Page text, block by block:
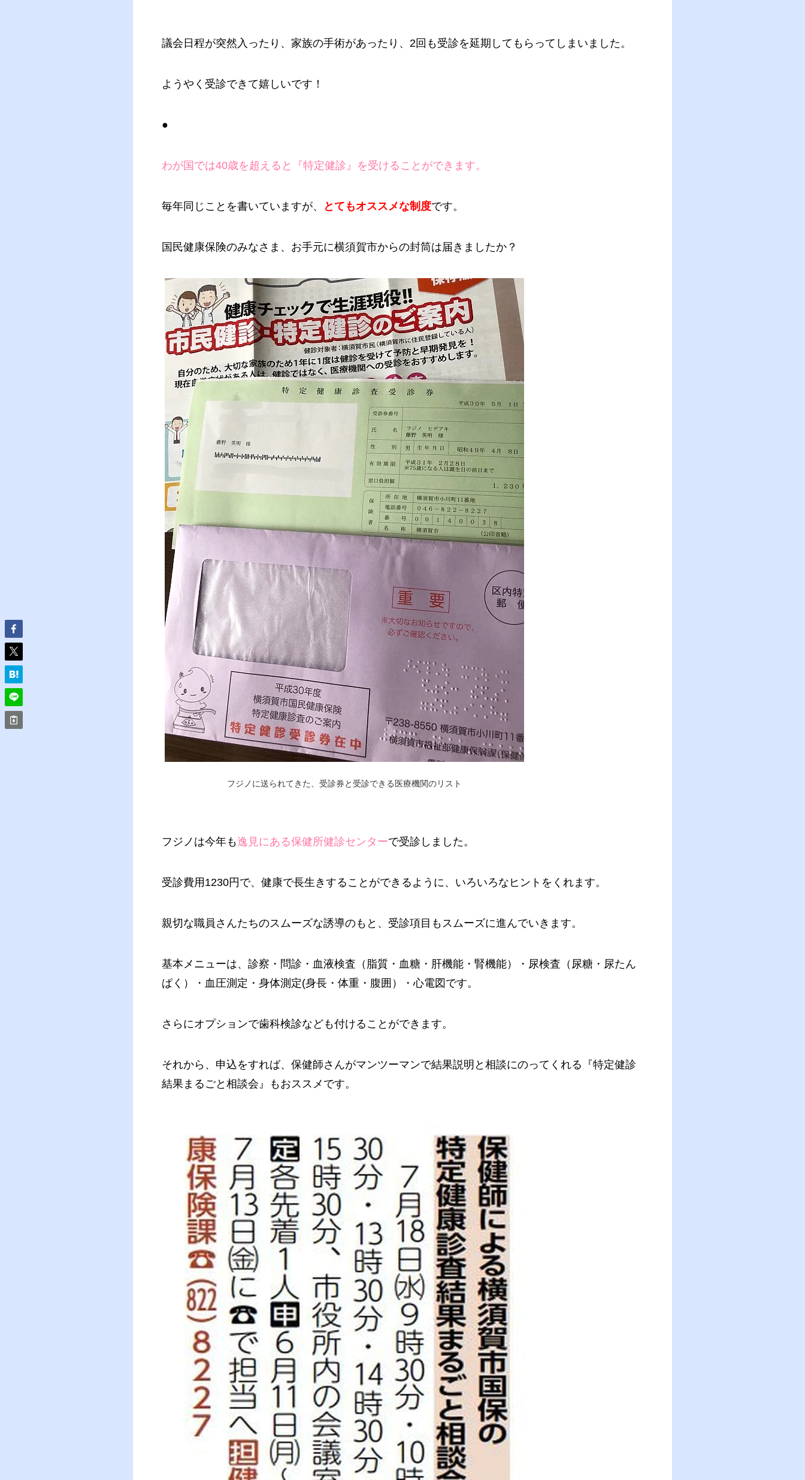
議会日程が突然入ったり、家族の手術があったり、2回も受診を延期してもらってしまいました。
ようやく受診できて嬉しいです！
●
わが国では40歳を超えると『特定健診』を受けることができます。
毎年同じことを書いていますが、 とてもオススメな制度です。
国民健康保険のみなさま、お手元に横須賀市からの封筒は届きましたか？
フジノに送られてきた、受診券と受診できる医療機関のリスト
フジノは今年も逸見にある保健所健診センターで受診しました。
受診費用1230円で、健康で長生きすることができるように、いろいろなヒントをくれます。
親切な職員さんたちのスムーズな誘導のもと、受診項目もスムーズに進んでいきます。
基本メニューは、診察・問診・血液検査（脂質・血糖・肝機能・腎機能）・尿検査（尿糖・尿たん
ぱく）・血圧測定・身体測定(身長・体重・腹囲）・心電図です。
さらにオプションで歯科検診なども付けることができます。
それから、申込をすれば、保健師さんがマンツーマンで結果説明と相談にのってくれる『特定健診
結果まるごと相談会』もおススメです。